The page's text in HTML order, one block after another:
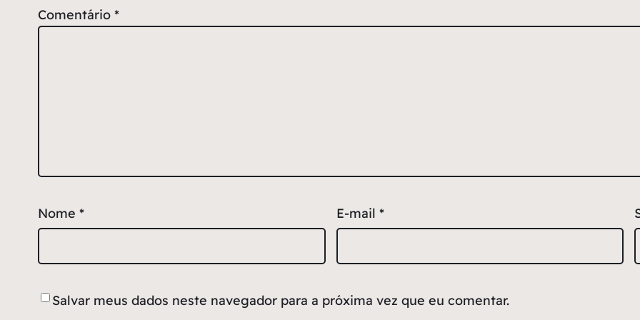
Comentário *
Nome * E-mail *
Salvar meus dados neste navegador para a próxima vez que eu comentar.